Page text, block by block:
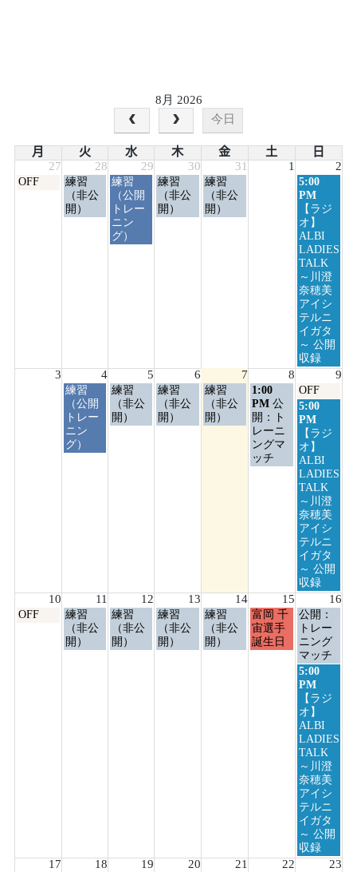
8月 2026
今日
月 火 水 木 金 土
日
27
28 29 30 31 1 2
月
OFF
火
曜
日,
練習
（非公
開）
水
曜
日,
7
月
練習
（公開
トレー
ニン
グ）
木
曜
日,
練習
（非公
開）
金
曜
日,
練習
（非公
開）
日
曜
日,
8
月
2nd
2026
5:00
PM
【ラジ
オ】
ALBI
LADIES
TALK
～川澄
奈穂美
アイシ
テルニ
イガタ
～ 公開
収録
3 4 5 6 7 8 9
火
曜
日,
8
月
練習
（公開
トレー
ニン
グ）
水
曜
日,
練習
（非公
開）
木
曜
日,
練習
（非公
開）
金
曜
日,
練習
（非公
開）
土
曜
日,
8
月
8th
1:00
PM 公
開：ト
レーニ
ングマ
ッチ
日
曜
日,
月
9th
2026
OFF
日
曜
日,
8
月
9th
2026
5:00
PM
【ラジ
オ】
ALBI
LADIES
TALK
～川澄
奈穂美
アイシ
テルニ
イガタ
～ 公開
収録
10 11 12 13 14 15 16
月
OFF
火
曜
日,
練習
（非公
開）
水
曜
日,
練習
（非公
開）
木
曜
日,
練習
（非公
開）
金
曜
日,
練習
（非公
開）
土
曜
日,
富岡 千
宙選手
誕生日
日
曜
日,
8
月
16th
2026
公開：
トレー
ニング
マッチ
日
曜
日,
8
月
16th
2026
5:00
PM
【ラジ
オ】
ALBI
LADIES
TALK
～川澄
奈穂美
アイシ
テルニ
イガタ
～ 公開
収録
17 18 19 20 21 22 23